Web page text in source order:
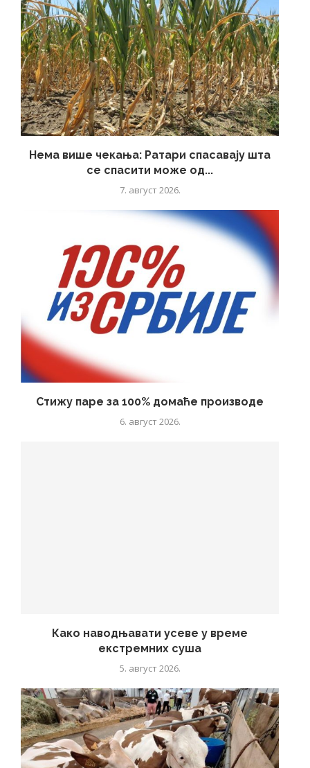
Нема више чекања: Ратари спасавају шта
се спасити може од...
7. август 2026.
Стижу паре за 100% домаће производе
6. август 2026.
Како наводњавати усеве у време
екстремних суша
5. август 2026.